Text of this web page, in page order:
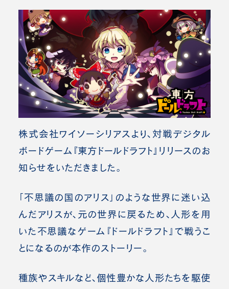
株式会社ワイソーシリアスより、 対戦デジタル
ボードゲーム 『東方ドールドラフト』リリースのお
知らせをいただきました。
「不思議の国のアリス」のような世界に迷い込
んだアリスが、元の世界に戻るため、人形を用
いた不思議なゲーム『ドールドラフト』で戦うこ
とになるのが本作のストーリー。
種族やスキルなど、個性豊かな人形たちを駆使